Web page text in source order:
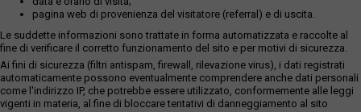
pagina web di provenienza del visitatore (referral) e di uscita.
Le suddette informazioni sono trattate in forma automatizzata e raccolte al
fine di verificare il corretto funzionamento del sito e per motivi di sicurezza.
Ai fini di sicurezza (filtri antispam, firewall, rilevazione virus), i dati registrati
automaticamente possono eventualmente comprendere anche dati personali
come l'indirizzo IP, che potrebbe essere utilizzato, conformemente alle leggi
vigenti in materia, al fine di bloccare tentativi di danneggiamento al sito